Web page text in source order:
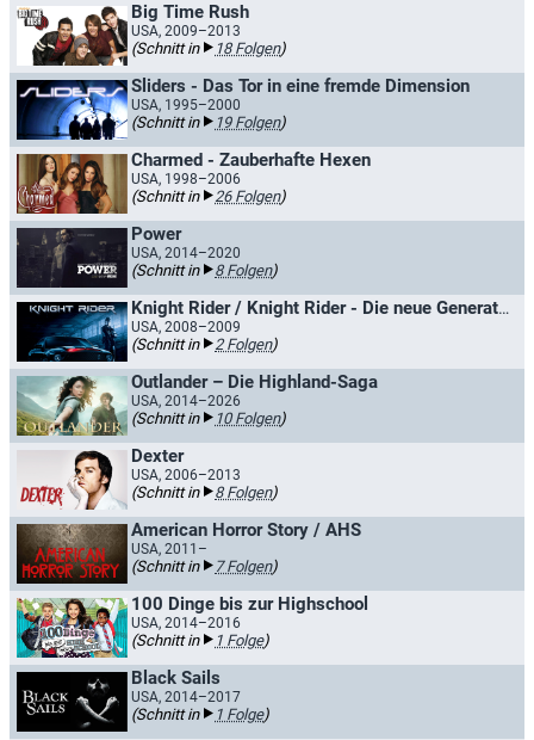
Big Time Rush
USA, 2009–2013
(Schnitt in 18 Folgen)
Sliders - Das Tor in eine fremde Dimension
USA, 1995–2000
(Schnitt in 19 Folgen)
Charmed - Zauberhafte Hexen
USA, 1998–2006
(Schnitt in 26 Folgen)
Power
USA, 2014–2020
(Schnitt in 8 Folgen)
Knight Rider / Knight Rider - Die neue Generation
USA, 2008–2009
(Schnitt in 2 Folgen)
Outlander – Die Highland-Saga
USA, 2014–2026
(Schnitt in 10 Folgen)
Dexter
USA, 2006–2013
(Schnitt in 8 Folgen)
American Horror Story / AHS
USA, 2011–
(Schnitt in 7 Folgen)
100 Dinge bis zur Highschool
USA, 2014–2016
(Schnitt in 1 Folge)
Black Sails
USA, 2014–2017
(Schnitt in 1 Folge)